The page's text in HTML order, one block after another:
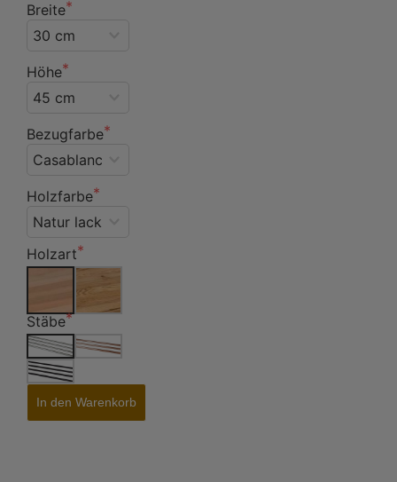
Breite
Höhe
Bezugfarbe
Holzfarbe
Holzart
Stäbe
In den Warenkorb